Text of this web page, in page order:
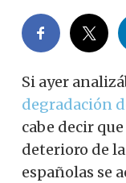
Si ayer
degradación
cabe decir
deterioro de
españolas se